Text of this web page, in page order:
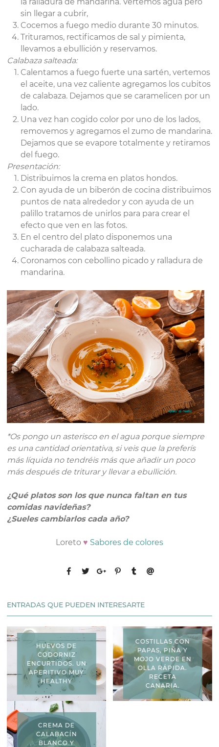
la ralladura de mandarina. Vertemos agua pero
sin llegar a cubrir,
Cocemos a fuego medio durante 30 minutos.
Trituramos, rectificamos de sal y pimienta,
llevamos a ebullición y reservamos.
Calabaza salteada:
Calentamos a fuego fuerte una sartén, vertemos
el aceite, una vez caliente agregamos los cubitos
de calabaza. Dejamos que se caramelicen por un
lado.
Una vez han cogido color por uno de los lados,
removemos y agregamos el zumo de mandarina.
Dejamos que se evapore totalmente y retiramos
del fuego.
Presentación:
Distribuimos la crema en platos hondos.
Con ayuda de un biberón de cocina distribuimos
puntos de nata alrededor y con ayuda de un
palillo tratamos de unirlos para para crear el
efecto que ven en las fotos.
En el centro del plato disponemos una
cucharada de calabaza salteada.
Coronamos con cebollino picado y ralladura de
mandarina.
*Os pongo un asterisco en el agua porque siempre
es una cantidad orientativa, si veisque la preferís
más líquida no tendréis más que añadir un poco
más después de triturar y llevar a ebullición.
¿Qué platos son los que nunca faltan en tus
comidas navideñas?
¿Sueles cambiarlos cada año?
Loreto ♥ Sabores de colores
ENTRADAS QUE PUEDEN INTERESARTE
HUEVOS DE
CODORNIZ
ENCURTIDOS. UN
APERITIVO MUY
HEALTHY
COSTILLAS CON
PAPAS, PIÑA Y
MOJO VERDE EN
OLLA RÁPIDA.
RECETA
CANARIA.
CREMA DE
CALABACÍN
BLANCO Y